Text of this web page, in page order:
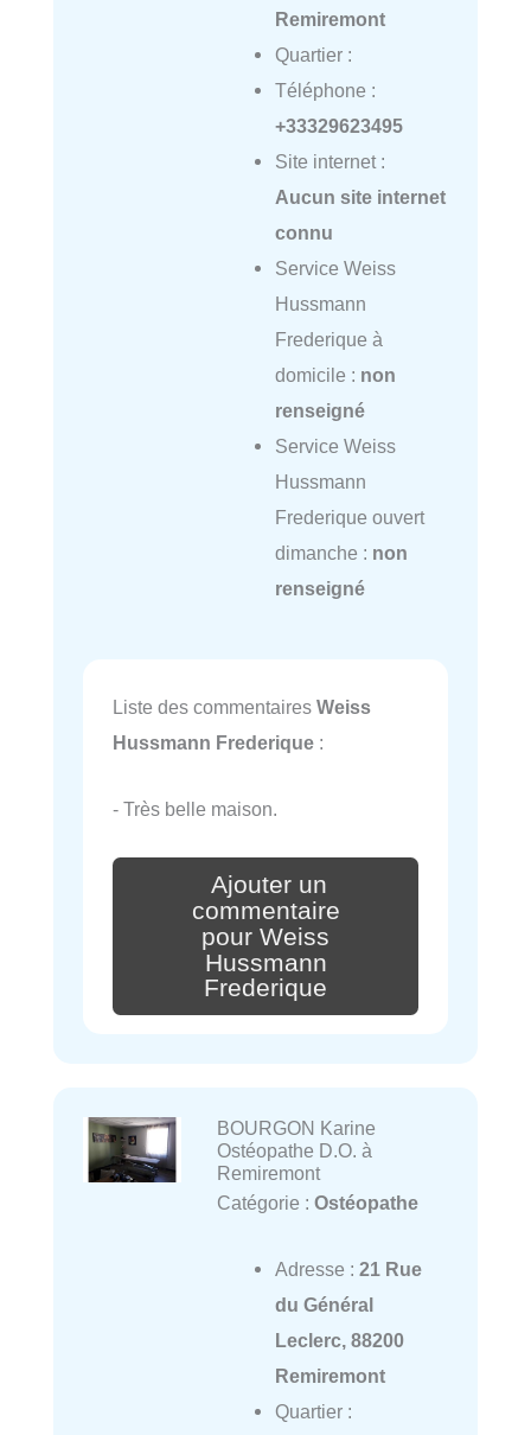
Remiremont
Quartier :
Téléphone :
+33329623495
Site internet :
Aucun site internet
connu
Service Weiss
Hussmann
Frederique à
domicile : non
renseigné
Service Weiss
Hussmann
Frederique ouvert
dimanche : non
renseigné
Liste des commentaires Weiss
Hussmann Frederique :
- Très belle maison.
Ajouter un
commentaire
pour Weiss
Hussmann
Frederique
BOURGON Karine
Ostéopathe D.O. à
Remiremont
Catégorie : Ostéopathe
Adresse : 21 Rue
du Général
Leclerc, 88200
Remiremont
Quartier :